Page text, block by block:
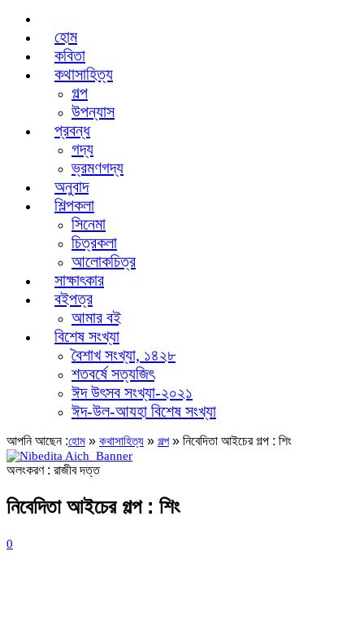
হোম
কবিতা
কথাসাহিত্য
গল্প
উপন্যাস
প্রবন্ধ
গদ্য
ভ্রমণগদ্য
অনুবাদ
শিল্পকলা
সিনেমা
চিত্রকলা
আলোকচিত্র
সাক্ষাৎকার
বইপত্র
আমার বই
বিশেষ সংখ্যা
বৈশাখ সংখ্যা, ১৪২৮
শতবর্ষে সত্যজিৎ
ঈদ উৎসব সংখ্যা-২০২১
ঈদ-উল-আযহা বিশেষ সংখ্যা
আপনি আছেন :হোম » কথাসাহিত্য » গল্প » নিবেদিতা আইচের গল্প : শিং
অলংকরণ : রাজীব দত্ত
নিবেদিতা আইচের গল্প : শিং
0